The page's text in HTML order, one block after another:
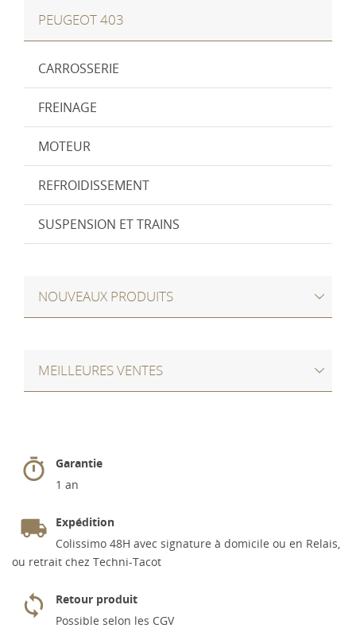
PEUGEOT 403
CARROSSERIE
FREINAGE
MOTEUR
REFROIDISSEMENT
SUSPENSION ET TRAINS
NOUVEAUX PRODUITS
MEILLEURES VENTES
Garantie
1 an
Expédition
Colissimo 48H avec signature à domicile ou en Relais,
ou retrait chez Techni-Tacot
Retour produit
Possible selon les CGV